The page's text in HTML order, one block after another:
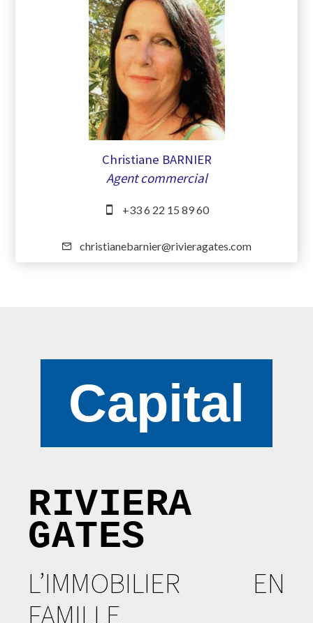
Christiane BARNIER
Agent commercial
+33 6 22 15 89 60
christianebarnier@rivieragates.com
Capital
RIVIERA
GATES
L’IMMOBILIER EN
FAMILLE